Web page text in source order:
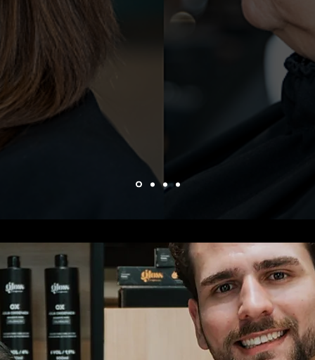
fios
Diga adeus aos estoques enormes de tintura!
Atinge 8 tons com só uma bisnaga.
Quero saber mais